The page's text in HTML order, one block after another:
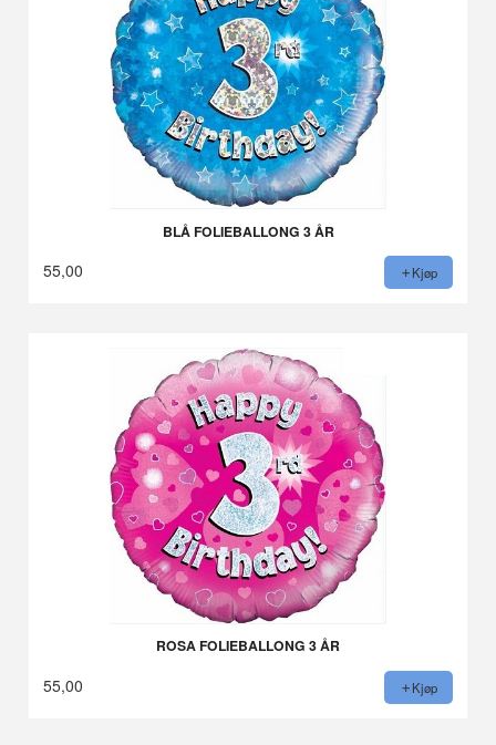
BLÅ FOLIEBALLONG 3 ÅR
55,00 Kjøp
ROSA FOLIEBALLONG 3 ÅR
55,00 Kjøp